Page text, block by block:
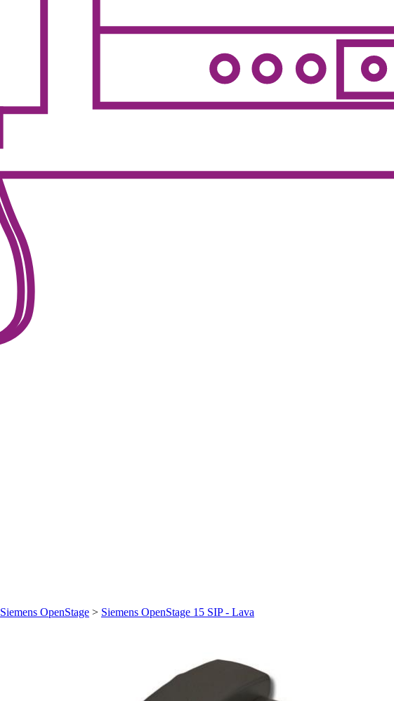
Siemens OpenStage > Siemens OpenStage 15 SIP - Lava